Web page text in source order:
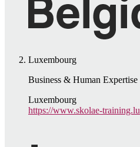
Luxembourg
Business & Human Expertise
Luxembourg
https://www.skolae-training.lu